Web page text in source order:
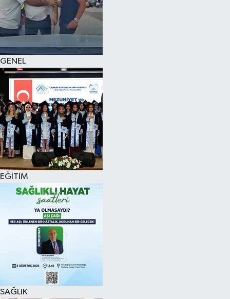
GENEL
EĞİTİM
SAĞLIK
KÜLTÜR SANAT
SAĞLIK
SİYASET
SPOR
TEKNOLOJİ
VİZYONDAKİLER
YAŞAM